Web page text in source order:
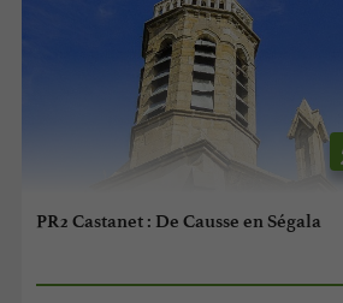
PR2 Castanet : De Causse en Ségala